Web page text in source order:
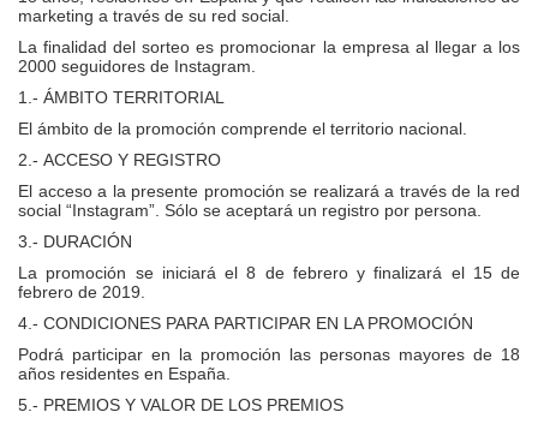
marketing a través de su red social.
La finalidad del sorteo es promocionar la empresa al llegar a los
2000 seguidores de Instagram.
1.- ÁMBITO TERRITORIAL
El ámbito de la promoción comprende el territorio nacional.
2.- ACCESO Y REGISTRO
El acceso a la presente promoción se realizará a través de la red
social “Instagram”. Sólo se aceptará un registro por persona.
3.- DURACIÓN
La promoción se iniciará el 8 de febrero y finalizará el 15 de
febrero de 2019.
4.- CONDICIONES PARA PARTICIPAR EN LA PROMOCIÓN
Podrá participar en la promoción las personas mayores de 18
años residentes en España.
5.- PREMIOS Y VALOR DE LOS PREMIOS